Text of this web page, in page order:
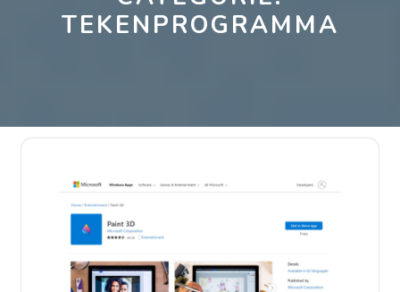
TEKENPROGRAMMA